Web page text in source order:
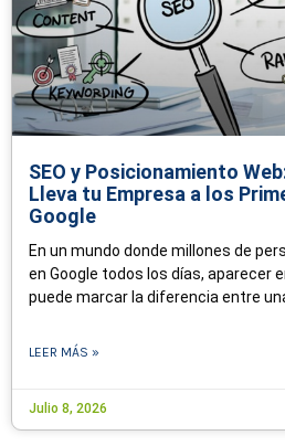
SEO y Posicionamiento
Lleva tu Empresa a los
Google
En un mundo donde millones de
en Google todos los días, aparecer
puede marcar la diferencia entre
LEER MÁS »
Julio 8, 2026